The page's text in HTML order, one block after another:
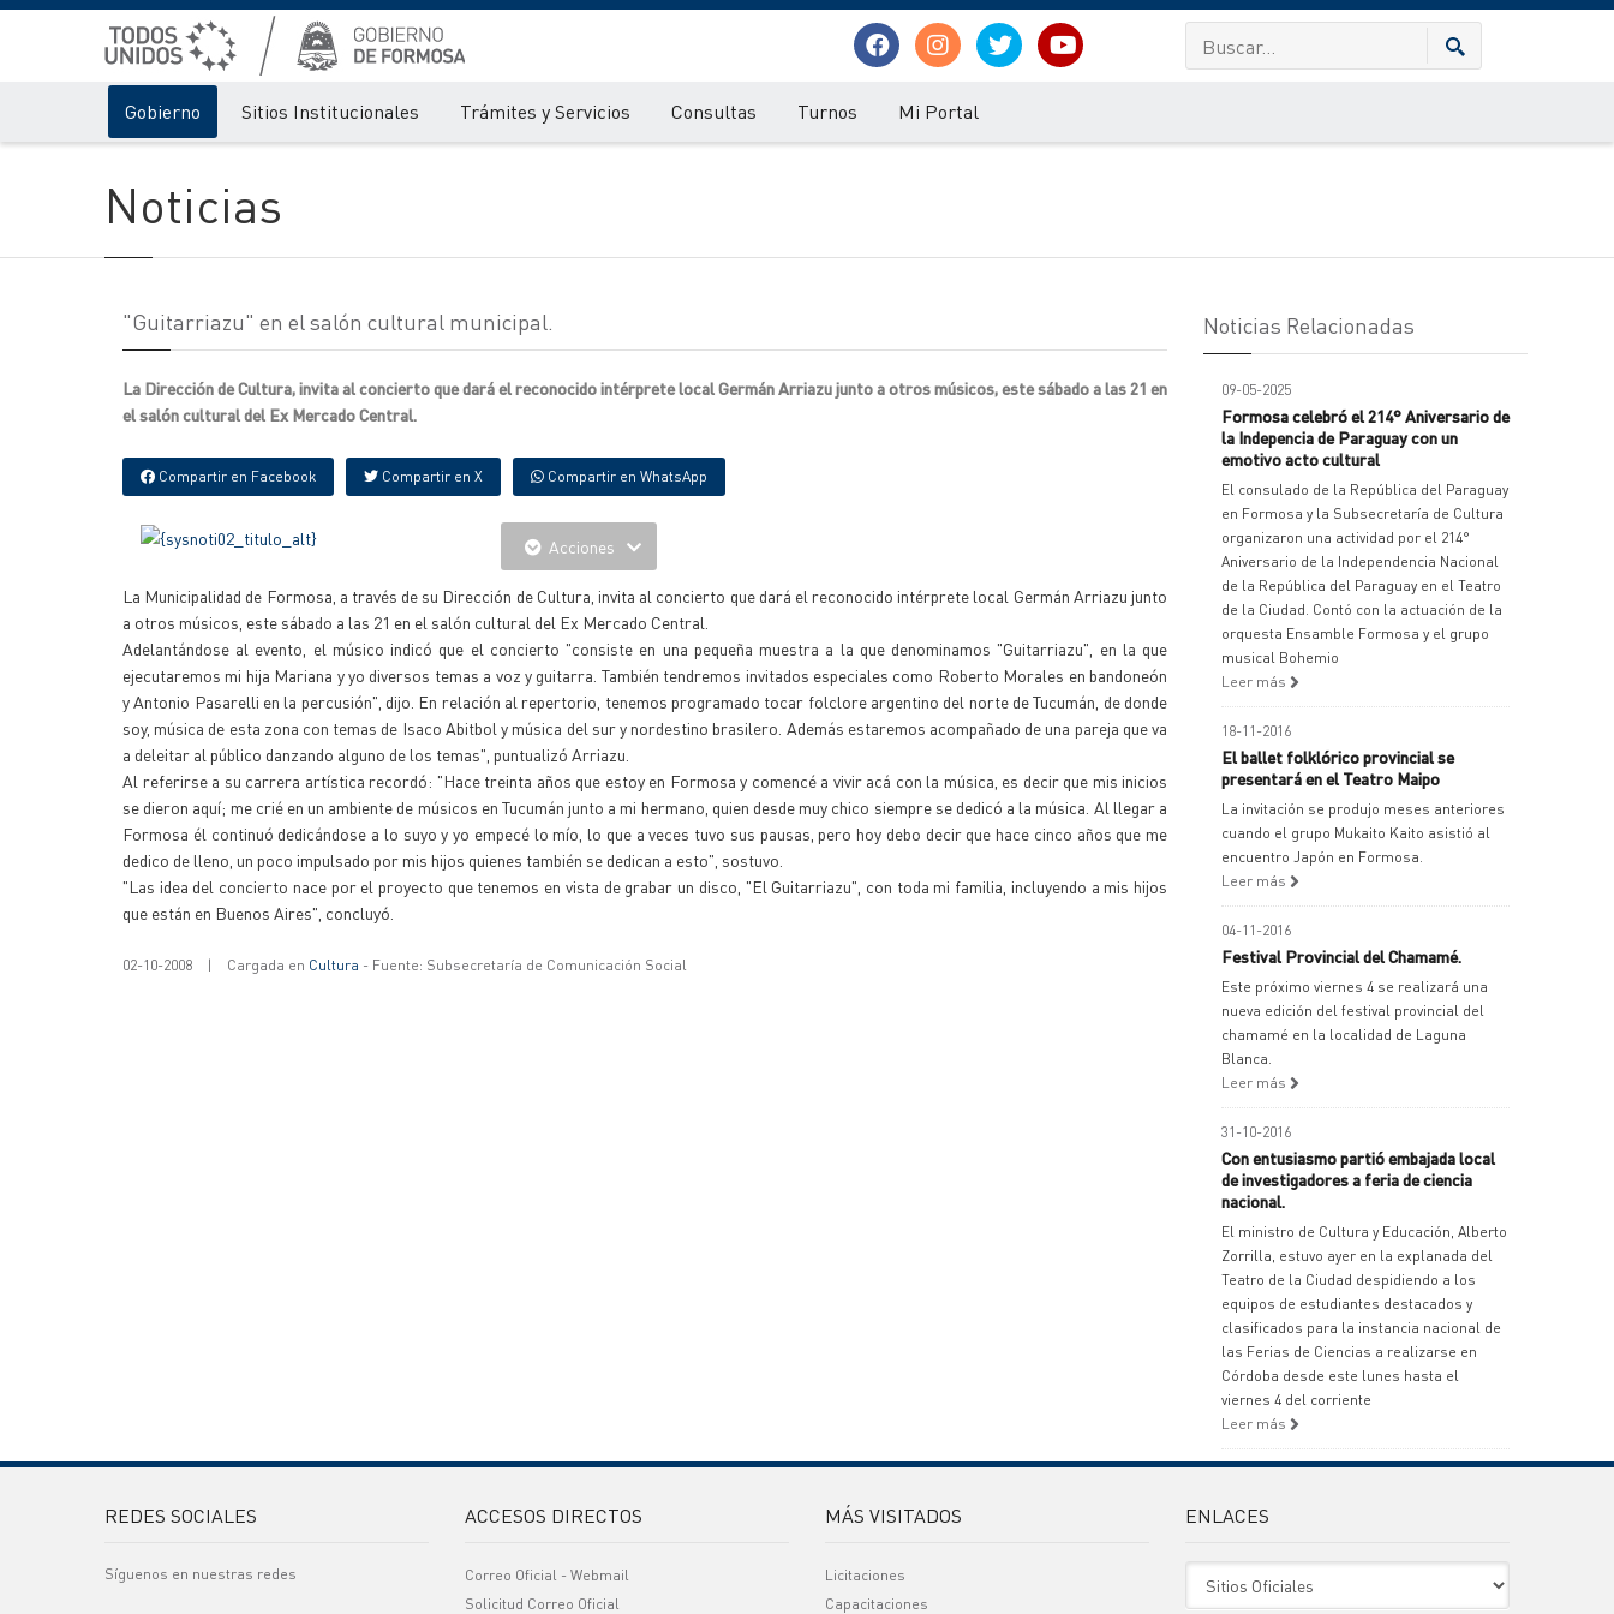
Gobierno Sitios Institucionales Trámites y Servicios Consultas Turnos Mi Portal
Noticias
"Guitarriazu" en el salón cultural municipal.
La Dirección de Cultura, invita al concierto que dará el reconocido intérprete local Germán Arriazu junto a otros músicos, este sábado a las 21 en
el salón cultural del Ex Mercado Central.
Compartir en Facebook Compartir en X Compartir en WhatsApp
Acciones
La Municipalidad de Formosa, a través de su Dirección de Cultura, invita al concierto que dará el reconocido intérprete local Germán Arriazu junto
a otros músicos, este sábado a las 21 en el salón cultural del Ex Mercado Central.
Adelantándose al evento, el músico indicó que el concierto "consiste en una pequeña muestra a la que denominamos "Guitarriazu", en la que
ejecutaremos mi hija Mariana y yo diversos temas a voz y guitarra. También tendremos invitados especiales como Roberto Morales en bandoneón
y Antonio Pasarelli en la percusión", dijo. En relación al repertorio, tenemos programado tocar folclore argentino del norte de Tucumán, de donde
soy, música de esta zona con temas de Isaco Abitbol y música del sur y nordestino brasilero. Además estaremos acompañado de una pareja que va
a deleitar al público danzando alguno de los temas", puntualizó Arriazu.
Al referirse a su carrera artística recordó: "Hace treinta años que estoy en Formosa y comencé a vivir acá con la música, es decir que mis inicios
se dieron aquí; me crié en un ambiente de músicos en Tucumán junto a mi hermano, quien desde muy chico siempre se dedicó a la música. Al llegar a
Formosa él continuó dedicándose a lo suyo y yo empecé lo mío, lo que a veces tuvo sus pausas, pero hoy debo decir que hace cinco años que me
dedico de lleno, un poco impulsado por mis hijos quienes también se dedican a esto", sostuvo.
"Las idea del concierto nace por el proyecto que tenemos en vista de grabar un disco, "El Guitarriazu", con toda mi familia, incluyendo a mis hijos
que están en Buenos Aires", concluyó.
02-10-2008 | Cargada en Cultura - Fuente: Subsecretaría de Comunicación Social
Noticias Relacionadas
09-05-2025
Formosa celebró el 214° Aniversario de
la Indepencia de Paraguay con un
emotivo acto cultural
El consulado de la República del Paraguay
en Formosa y la Subsecretaría de Cultura
organizaron una actividad por el 214°
Aniversario de la Independencia Nacional
de la República del Paraguay en el Teatro
de la Ciudad. Contó con la actuación de la
orquesta Ensamble Formosa y el grupo
musical Bohemio
Leer más
18-11-2016
El ballet folklórico provincial se
presentará en el Teatro Maipo
La invitación se produjo meses anteriores
cuando el grupo Mukaito Kaito asistió al
encuentro Japón en Formosa.
Leer más
04-11-2016
Festival Provincial del Chamamé.
Este próximo viernes 4 se realizará una
nueva edición del festival provincial del
chamamé en la localidad de Laguna
Blanca.
Leer más
31-10-2016
Con entusiasmo partió embajada local
de investigadores a feria de ciencia
nacional.
El ministro de Cultura y Educación, Alberto
Zorrilla, estuvo ayer en la explanada del
Teatro de la Ciudad despidiendo a los
equipos de estudiantes destacados y
clasificados para la instancia nacional de
las Ferias de Ciencias a realizarse en
Córdoba desde este lunes hasta el
viernes 4 del corriente
Leer más
REDES SOCIALES
Síguenos en nuestras redes
ACCESOS DIRECTOS
Correo Oficial - Webmail
Solicitud Correo Oficial
MÁS VISITADOS
Licitaciones
Capacitaciones
ENLACES